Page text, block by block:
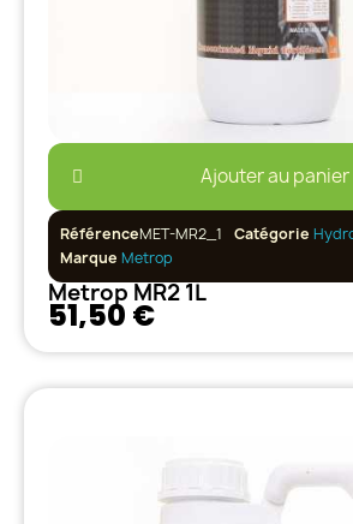
Ajouter au panier
RéférenceMET-MR2_1 Catégorie
Marque Metrop
Metrop MR2 1L
51,50 €